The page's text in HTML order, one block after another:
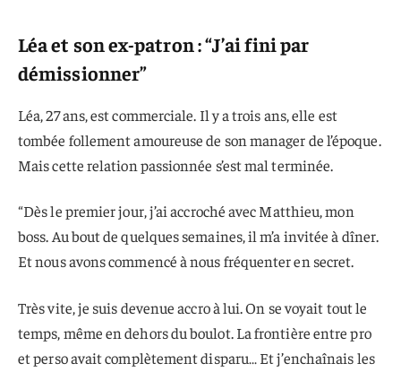
Léa et son ex-patron : “J’ai fini par
démissionner”
Léa, 27 ans, est commerciale. Il y a trois ans, elle est
tombée follement amoureuse de son manager de l’époque.
Mais cette relation passionnée s’est mal terminée.
“Dès le premier jour, j’ai accroché avec Matthieu, mon
boss. Au bout de quelques semaines, il m’a invitée à dîner.
Et nous avons commencé à nous fréquenter en secret.
Très vite, je suis devenue accro à lui. On se voyait tout le
temps, même en dehors du boulot. La frontière entre pro
et perso avait complètement disparu… Et j’enchaînais les